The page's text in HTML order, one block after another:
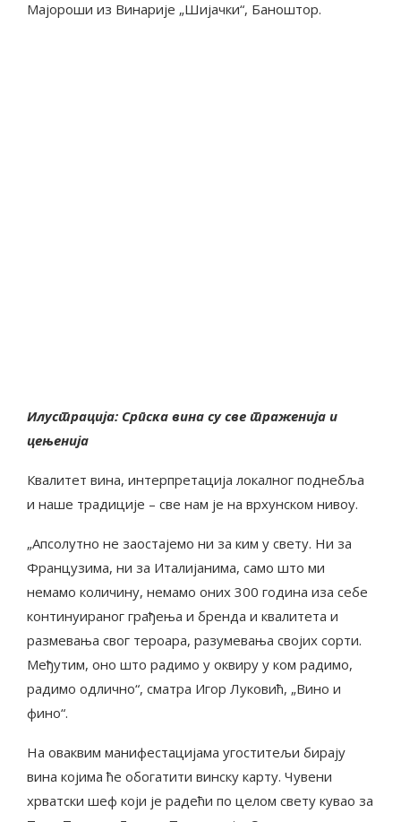
Мајороши из Винарије „Шијачки“, Баноштор.
Илустрација: Српска вина су све траженија и
цењенија
Квалитет вина, интерпретација локалног поднебља
и наше традиције – све нам је на врхунском нивоу.
„Апсолутно не заостајемо ни за ким у свету. Ни за
Французима, ни за Италијанима, само што ми
немамо количину, немамо оних 300 година иза себе
континуираног грађења и бренда и квалитета и
размевања свог тероара, разумевања својих сорти.
Међутим, оно што радимо у оквиру у ком радимо,
радимо одлично“, сматра Игор Луковић, „Вино и
фино“.
На оваквим манифестацијама угоститељи бирају
вина којима ће обогатити винску карту. Чувени
хрватски шеф који је радећи по целом свету кувао за